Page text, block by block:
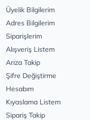
Üyelik Bilgilerim
Adres Bilgilerim
Siparişlerim
Alışveriş Listem
Arıza Takip
Şifre Değiştirme
Hesabım
Kıyaslama Listem
Sipariş Takip